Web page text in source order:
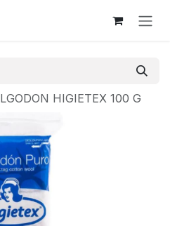
HIGIETEX 100 G